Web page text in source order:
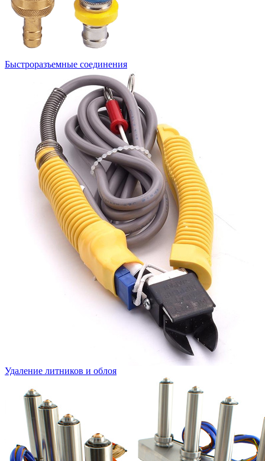
Быстроразъемные соединения
Удаление литников и облоя